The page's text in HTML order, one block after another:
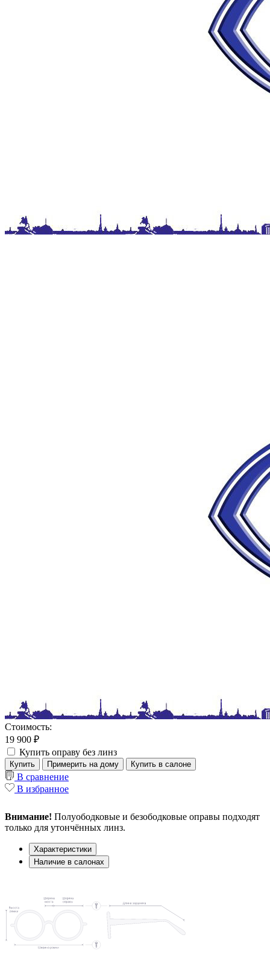
Стоимость:
19 900 ₽
Купить оправу без линз
Купить Примерить на дому Купить в салоне
В сравнение
В избранное
Внимание! Полуободковые и безободковые оправы подходят
только для утончённых линз.
Характеристики
Наличие в салонах